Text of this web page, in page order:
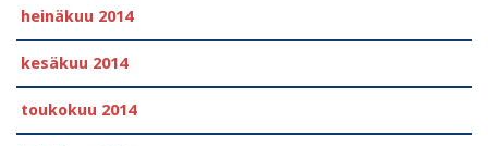
heinäkuu 2014
kesäkuu 2014
toukokuu 2014